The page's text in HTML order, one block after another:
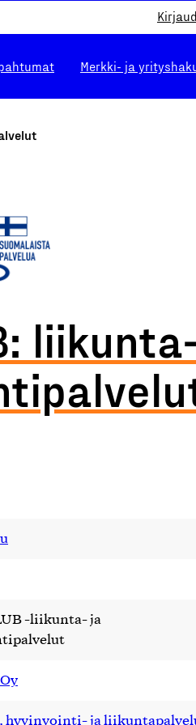
Merkki- ja
-liikunta- ja
hyvinvointi- ja